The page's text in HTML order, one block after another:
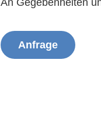
An Gegebenheiten
Anfrage